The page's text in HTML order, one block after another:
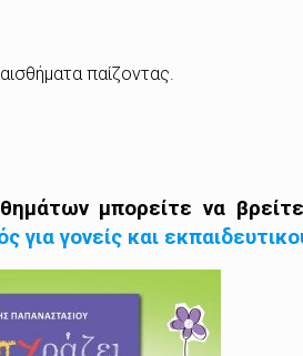
παίζοντας.
μπορείτε να
γονείς και